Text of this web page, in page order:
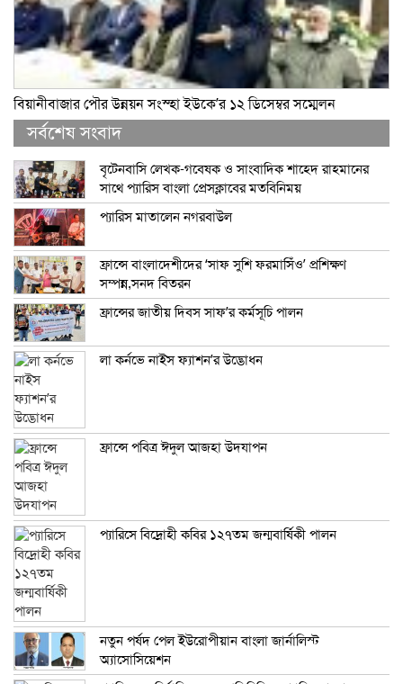
বিয়ানীবাজার পৌর উন্নয়ন সংস্হা ইউকে’র ১২ ডিসেম্বর সম্মেলন
সর্বশেষ সংবাদ
বৃটেনবাসি লেখক-গবেষক ও সাংবাদিক শাহেদ রাহমানের
সাথে প্যারিস বাংলা প্রেসক্লাবের মতবিনিময়
প্যারিস মাতালেন নগরবাউল
ফ্রান্সে বাংলাদেশীদের ‘সাফ সুশি ফরমাসিঁও’ প্রশিক্ষণ
সম্পন্ন,সনদ বিতরন
ফ্রান্সের জাতীয় দিবস সাফ’র কর্মসূচি পালন
লা কর্নভে নাইস ফ্যাশন’র উদ্ভোধন
ফ্রান্সে পবিত্র ঈদুল আজহা উদযাপন
প্যারিসে বিদ্রোহী কবির ১২৭তম জন্মবার্ষিকী পালন
নতুন পর্ষদ পেল ইউরোপীয়ান বাংলা জার্নালিস্ট
অ্যাসোসিয়েশন